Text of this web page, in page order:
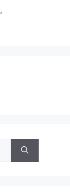
,